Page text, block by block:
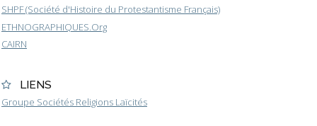
SHPF (Société d'Histoire du Protestantisme Français)
ETHNOGRAPHIQUES.Org
CAIRN
LIENS
Groupe Sociétés Religions Laïcités